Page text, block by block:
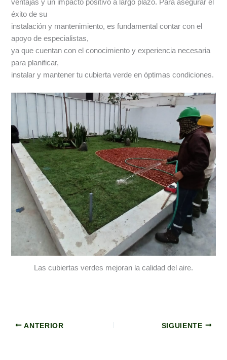
ventajas y un impacto positivo a largo plazo. Para asegurar el
éxito de su
instalación y mantenimiento, es fundamental contar con el
apoyo de especialistas,
ya que cuentan con el conocimiento y experiencia necesaria
para planificar,
instalar y mantener tu cubierta verde en óptimas condiciones.
Las cubiertas verdes mejoran la calidad del aire.
ANTERIOR SIGUIENTE